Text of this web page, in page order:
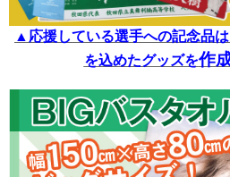
▲応援している選手への記念品
を込めたグッズを作